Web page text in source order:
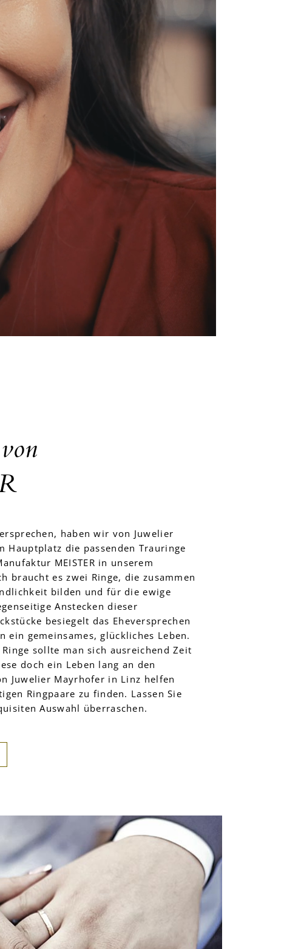
haben wir von Juwelier
Hauptplatz die passenden Trauringe
MEISTER in unserem
braucht es zwei Ringe, die zusammen
bilden und für die ewige
Anstecken dieser
besiegelt das Eheversprechen
ein gemeinsames, glückliches Leben.
sollte man sich ausreichend Zeit
doch ein Leben lang an den
Juwelier Mayrhofer in Linz helfen
Ringpaare zu finden. Lassen Sie
Auswahl überraschen.